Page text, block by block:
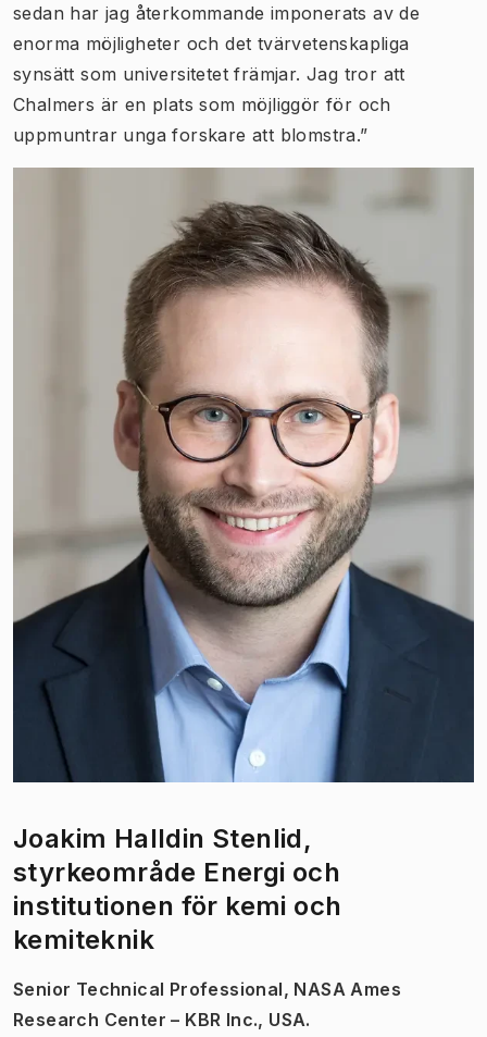
sedan har jag återkommande imponerats av de
enorma möjligheter och det tvärvetenskapliga
synsätt som universitetet främjar. Jag tror att
Chalmers är en plats som möjliggör för och
uppmuntrar unga forskare att blomstra.”
Joakim Halldin Stenlid,
styrkeområde Energi och
institutionen för kemi och
kemiteknik
Senior Technical Professional, NASA Ames
Research Center – KBR Inc., USA.